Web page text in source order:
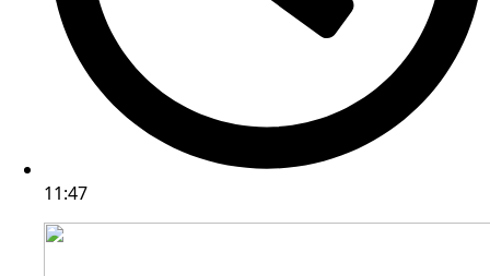
11:47